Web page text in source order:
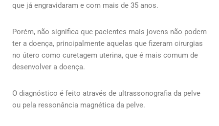
que já engravidaram e com mais de 35 anos.
Porém, não significa que pacientes mais jovens não podem
ter a doença, principalmente aquelas que fizeram cirurgias
no útero como curetagem uterina, que é mais comum de
desenvolver a doença.
O diagnóstico é feito através de ultrassonografia da pelve
ou pela ressonância magnética da pelve.